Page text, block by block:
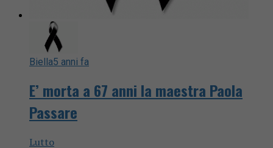
Biella5 anni fa
E’ morta a 67 anni la maestra Paola
Passare
Lutto